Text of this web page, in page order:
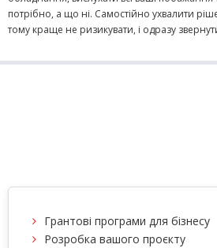
потрібно, а що ні. Самостійно ухвалити
тому краще не ризикувати, і одразу
Грантові програми для бізнесу
Розробка вашого проєкту